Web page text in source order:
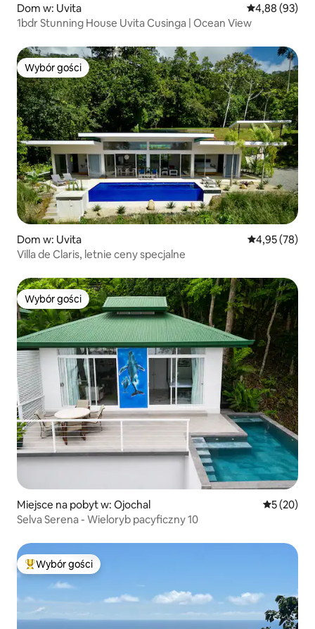
Dom w: Uvita Średnia
4,88 (93)
1bdr Stunning House Uvita Cusinga | Ocean View
Wybór gości
Wybór gości
Dom w: Uvita Średnia
4,95 (78)
Villa de Claris, letnie ceny specjalne
Wybór gości
Wybór gości
Miejsce na pobyt w: Ojochal Średnia
5 (20)
Selva Serena - Wieloryb pacyficzny 10
Najpopularniejsze z kategorii Wybór gości
Wybór gości